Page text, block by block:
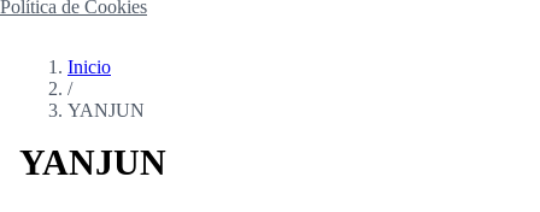
Política de Cookies
Inicio
/
YANJUN
YANJUN